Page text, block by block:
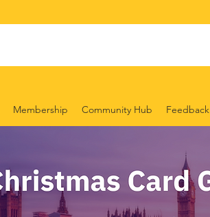
Membership Community Hub Feedback